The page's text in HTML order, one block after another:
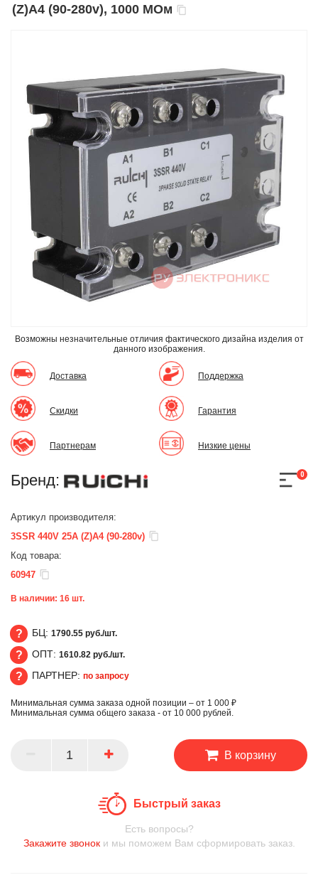
(Z)A4 (90-280v), 1000 МОм
Возможны незначительные отличия фактического дизайна изделия от
данного изображения.
Доставка
Скидки
Партнерам
Поддержка
Гарантия
Низкие цены
Бренд: 0
Артикул производителя:
3SSR 440V 25A (Z)A4 (90-280v)
Код товара:
60947
В наличии: 16 шт.
БЦ
БЦ: 1790.55 руб./шт.
ОПТ
ОПТ: 1610.82 руб./шт.
ПАРТНЕР
ПАРТНЕР: по запросу
Минимальная сумма заказа одной позиции – от 1 000 ₽
Минимальная сумма общего заказа - от 10 000 рублей.
В корзину
Быстрый заказ
Есть вопросы?
Закажите звоноки мы поможем Вам сформировать заказ.